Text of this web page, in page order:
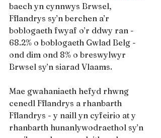
baech yn cynnwys Brwsel,
Fflandrys sy’n berchen a’r
boblogaeth fwyaf o’r ddwy ran -
68.2% o boblogaeth Gwlad Belg -
ond dim ond 8% o breswylwyr
Brwsel sy’n siarad Vlaams.
Mae gwahaniaeth hefyd rhwng
cenedl Fflandrys a rhanbarth
Fflandrys - y naill yn cyfeirio at y
rhanbarth hunanlywodraethol sy’n